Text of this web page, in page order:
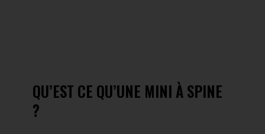
QU’EST CE QU’UNE MINI À SPINE
?